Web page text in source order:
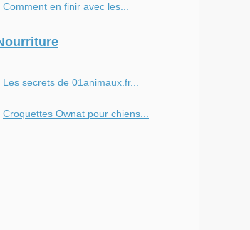
Comment en finir avec les...
Les secrets de 01animaux.fr...
Croquettes Ownat pour chiens...